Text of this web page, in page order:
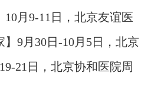
成都会诊，破解癫痫疑难
10月9-11日，北京友谊医
治疗援助，破解癫痫难
】9月30日-10月5日，北京
家蓉城亲诊+癫痫大额救
21日，北京协和医院周